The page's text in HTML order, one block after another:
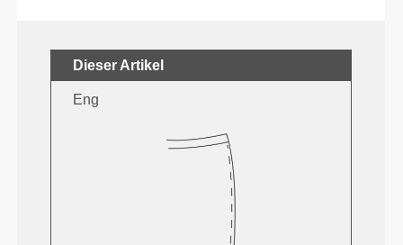
Dieser Artikel
Eng